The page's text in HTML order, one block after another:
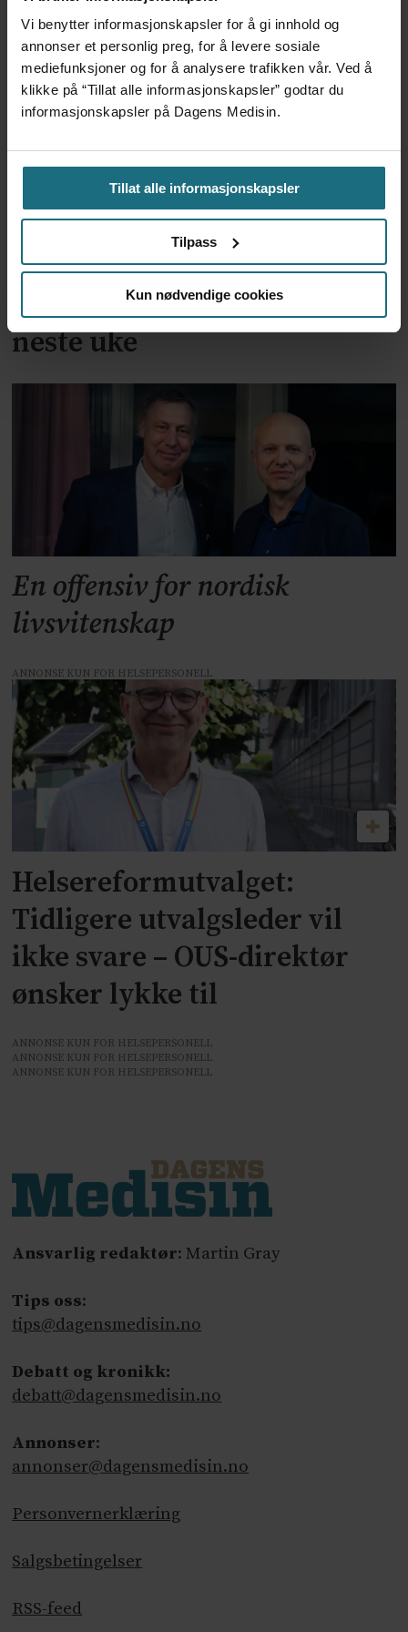
Vi benytter informasjonskapsler for å gi innhold og
annonser et personlig preg, for å levere sosiale
mediefunksjoner og for å analysere trafikken vår. Ved å
klikke på “Tillat alle informasjonskapsler” godtar du
informasjonskapsler på Dagens Medisin.
Tillat alle informasjonskapsler
Tilpass
Kun nødvendige cookies
bindinger
Slik blir trolig OUS-sjefens
nye lønn etter styremøtet
neste uke
En offensiv for nordisk
livsvitenskap
ANNONSE KUN FOR HELSEPERSONELL
Helsereformutvalget:
Tidligere utvalgsleder vil
ikke svare – OUS-direktør
ønsker lykke til
ANNONSE KUN FOR HELSEPERSONELL
ANNONSE KUN FOR HELSEPERSONELL
ANNONSE KUN FOR HELSEPERSONELL
Ansvarlig redaktør: Martin Gray
Tips oss:
tips@dagensmedisin.no
Debatt og kronikk:
debatt@dagensmedisin.no
Annonser:
annonser@dagensmedisin.no
Personvernerklæring
Salgsbetingelser
RSS-feed